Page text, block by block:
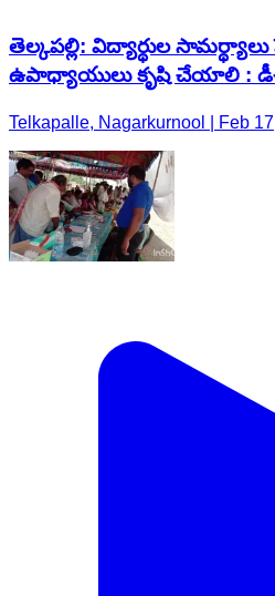
తెల్కపల్లి: విద్యార్థుల సామర్థ్యాలు
ఉపాధ్యాయులు కృషి చేయాలి :
Telkapalle, Nagarkurnool | Feb